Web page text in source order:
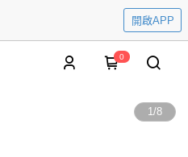
開啟APP
0
1/8